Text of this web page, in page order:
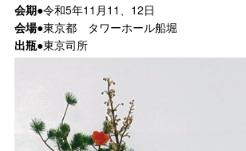
会期●令和5年11月11、12日
会場●東京都 タワーホール船堀
出瓶●東京司所